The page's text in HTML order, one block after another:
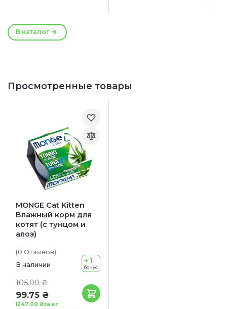
В каталог
Просмотренные товары
MONGE Cat Kitten
Влажный корм для
котят (с тунцом и
алоэ)
(0 Отзывов)
В наличии
105.00 ₴
99.75 ₴
за кг
1247.00 ₴
+ 1
бонус